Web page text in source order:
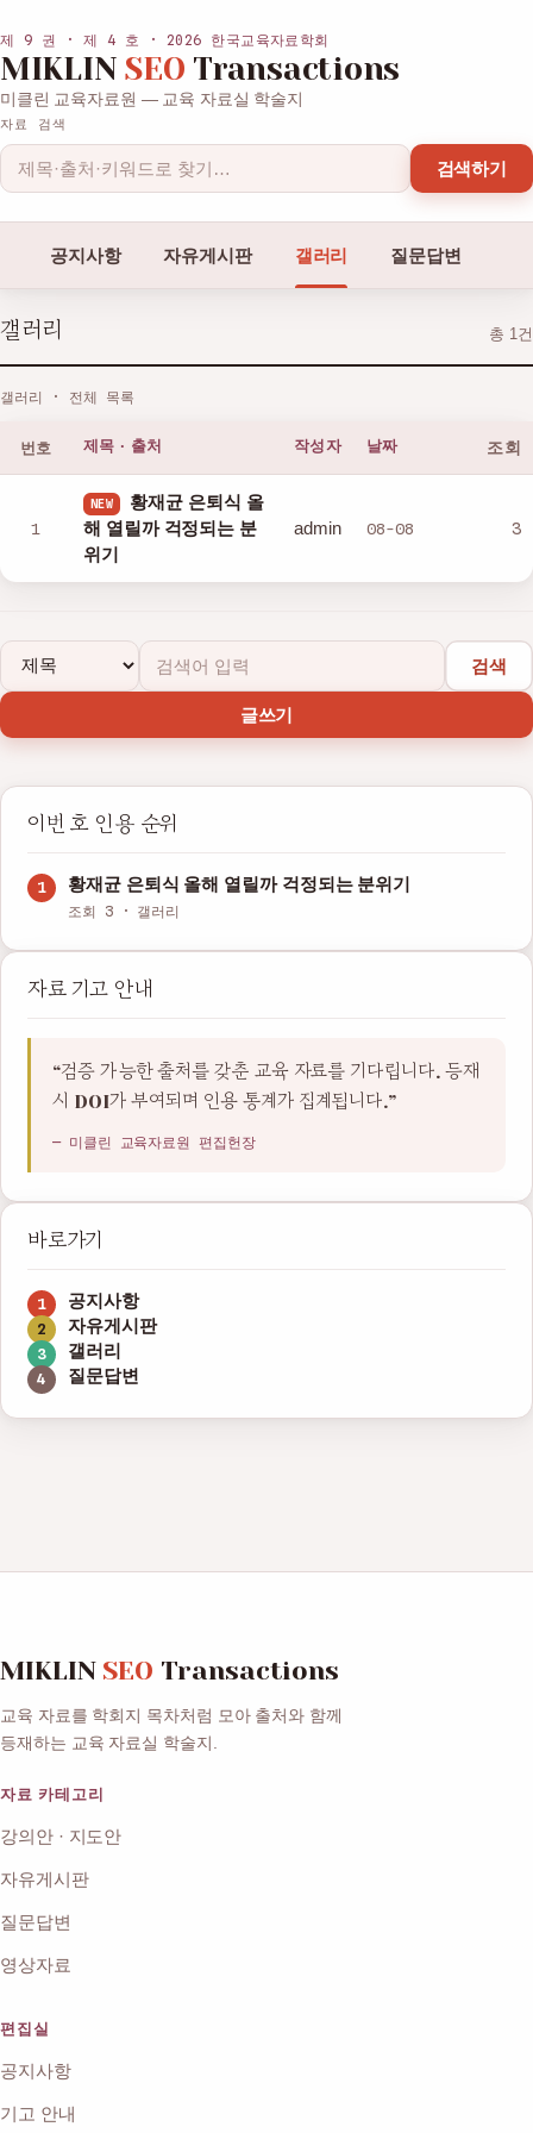
제 9 권 · 제 4 호 · 2026 한국교육자료학회
MIKLINSEO Transactions
미클린 교육자료원 — 교육 자료실 학술지
자료 검색
검색하기
공지사항 자유게시판 갤러리 질문답변
갤러리 총 1건
갤러리 · 전체 목록
번호 제목 · 출처 작성자 날짜 조회
1
NEW
황재균 은퇴식 올
해 열릴까 걱정되는 분
위기
admin 08-08 3
검색
글쓰기
이번 호 인용 순위
황재균 은퇴식 올해 열릴까 걱정되는 분위기
조회 3 · 갤러리
자료 기고 안내
“검증 가능한 출처를 갖춘 교육 자료를 기다립니다. 등재
시 DOI가 부여되며 인용 통계가 집계됩니다.”
— 미클린 교육자료원 편집헌장
바로가기
공지사항
자유게시판
갤러리
질문답변
MIKLIN SEO Transactions
교육 자료를 학회지 목차처럼 모아 출처와 함께
등재하는 교육 자료실 학술지.
자료 카테고리
강의안 · 지도안
자유게시판
질문답변
영상자료
편집실
공지사항
기고 안내